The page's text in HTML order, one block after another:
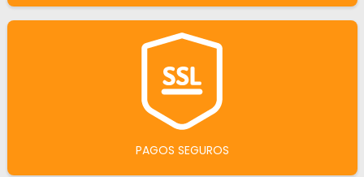
PAGOS SEGUROS